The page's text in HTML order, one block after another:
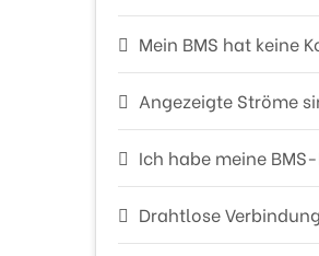
Mein BMS hat keine
Angezeigte Ströme
Ich habe meine
Drahtlose